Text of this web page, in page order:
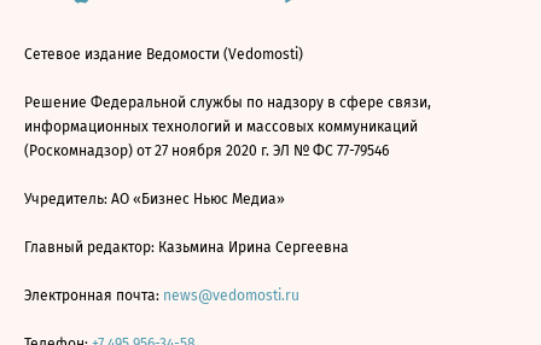
Сетевое издание Ведомости (Vedomosti)
Решение Федеральной службы по надзору в сфере связи,
информационных технологий и массовых коммуникаций
(Роскомнадзор) от 27 ноября 2020 г. ЭЛ № ФС 77-79546
Учредитель: АО «Бизнес Ньюс Медиа»
Главный редактор: Казьмина Ирина Сергеевна
Электронная почта: news@vedomosti.ru